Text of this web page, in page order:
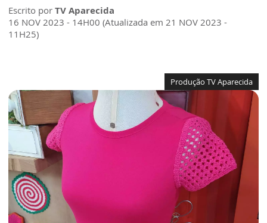
Escrito por TV Aparecida
16 NOV 2023 - 14H00 (Atualizada em 21 NOV 2023 -
11H25)
Produção TV Aparecida